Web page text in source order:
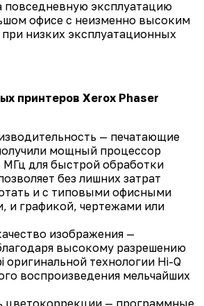
повседневную эксплуатацию
офисе с неизменно высоким
низких эксплуатационных
принтеров Xerox Phaser
— печатающие
мощный процессор
МГц для быстрой обработки
без лишних затрат
и с типовыми офисными
и графикой, чертежами или
изображения —
высокому разрешению
оригинальной технологии Hi-Q
воспроизведения мельчайших
цветокоррекции — программные